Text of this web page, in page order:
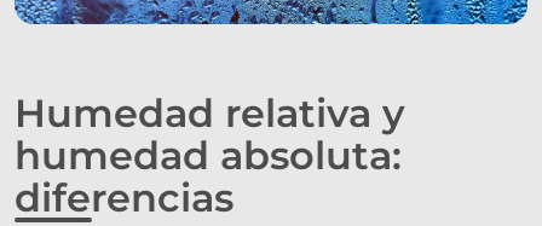
Humedad relativa y
humedad absoluta:
diferencias